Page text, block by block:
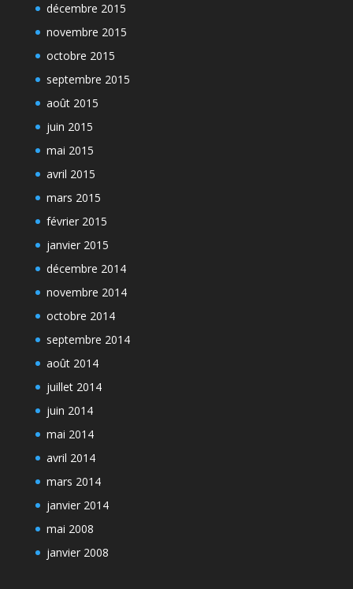
décembre 2015
novembre 2015
octobre 2015
septembre 2015
août 2015
juin 2015
mai 2015
avril 2015
mars 2015
février 2015
janvier 2015
décembre 2014
novembre 2014
octobre 2014
septembre 2014
août 2014
juillet 2014
juin 2014
mai 2014
avril 2014
mars 2014
janvier 2014
mai 2008
janvier 2008